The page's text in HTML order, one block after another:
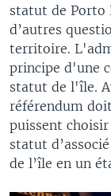
statut de Porto
d’autres
territoire.
principe d'une
statut de l'île.
référendum
puissent
statut
de l’île en un